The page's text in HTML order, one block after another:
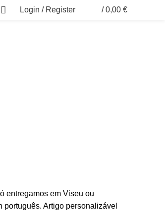
Login / Register / 0,00 €
entregamos em Viseu ou
Artigo personalizável